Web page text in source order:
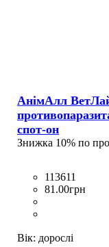
АнімАлл
спот-он
Знижка 10% по
113611
81 .00грн
Вік: дорослі